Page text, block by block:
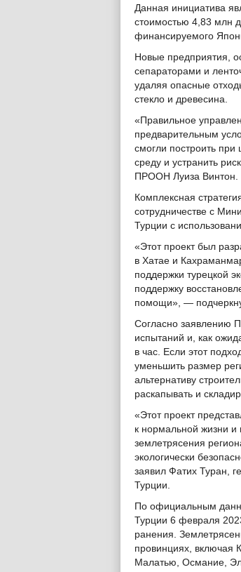
Данная инициатива
стоимостью 4,83 млн
финансируемого
Новые предприятия,
сепараторами и
удаляя опасные
стекло и древесина.
«Правильное
предварительным
смогли построить
среду и устранить
ПРООН Луиза Винтон.
Комплексная
сотрудничестве с
Турции с
«Этот проект был
в Хатае и
поддержки турецкой
поддержку
помощи», —
Согласно заявлению
испытаний и, как
в час. Если этот
уменьшить размер
альтернативу
раскапывать и
«Этот проект
к нормальной жизни и
землетрясения
экологически
заявил Фатих Туран,
Турции.
По официальным
Турции 6 февраля
ранения.
провинциях, включая
Малатью, Османие,